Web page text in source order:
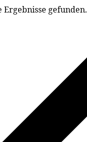
gefunden.